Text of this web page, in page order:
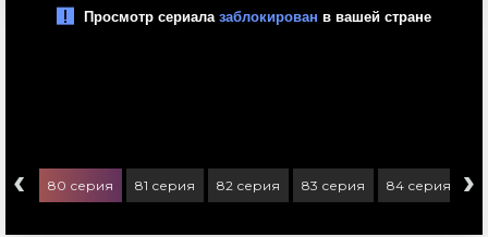
‹ 80 серия 81 серия 82 серия 83 серия 84 серия ›